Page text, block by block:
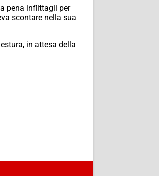
pena inflittagli per
scontare nella sua
in attesa della